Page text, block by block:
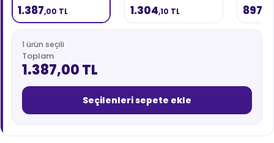
1.387,00 TL 1.304,10 TL 897
1 ürün seçili
Toplam
1.387,00 TL
Seçilenleri sepete ekle